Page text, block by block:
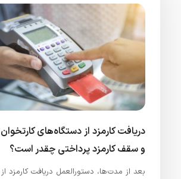
دریافت کارمزد از دستگاه‌های
و سقف کارمزد پرداختی چقدر است؟
بعد از مدت‌ها، دستورالعمل دریافت کارمزد